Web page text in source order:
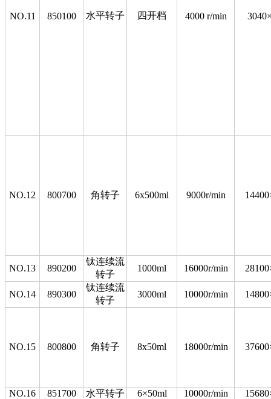
NO.11 850100 水平转子 四开档 4000 r/min
NO.12 800700 角转子 6x500ml 9000r/min
NO.13 890200
钛连续流
转子
1000ml 16000r/min
NO.14 890300
钛连续流
转子
3000ml 10000r/min
NO.15 800800 角转子 8x50ml 18000r/min
NO.16 851700 水平转子 6×50ml 10000r/min